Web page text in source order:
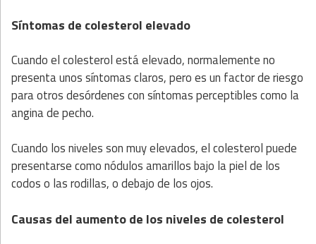
Síntomas de colesterol elevado
Cuando el colesterol está elevado, normalemente no
presenta unos síntomas claros, pero es un factor de riesgo
para otros desórdenes con síntomas perceptibles como la
angina de pecho.
Cuando los niveles son muy elevados, el colesterol puede
presentarse como nódulos amarillos bajo la piel de los
codos o las rodillas, o debajo de los ojos.
Causas del aumento de los niveles de colesterol